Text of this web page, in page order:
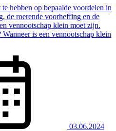
hebben op bepaalde voordelen in
de roerende voorheffing en de
vennootschap klein moet zijn.
is een vennootschap klein
03.06.2024